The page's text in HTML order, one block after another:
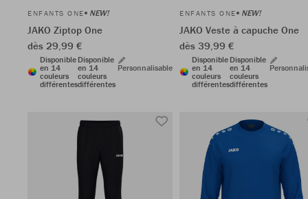
ENFANTS ONE NEW!
JAKO Ziptop One
dès 29,99 €
Disponible
en 14
couleurs
différentes
Disponible
en 14
couleurs
différentes
Personnalisable
ENFANTS ONE NEW!
JAKO Veste à capuche One
dès 39,99 €
Disponible
en 14
couleurs
différentes
Disponible
en 14
couleurs
différentes